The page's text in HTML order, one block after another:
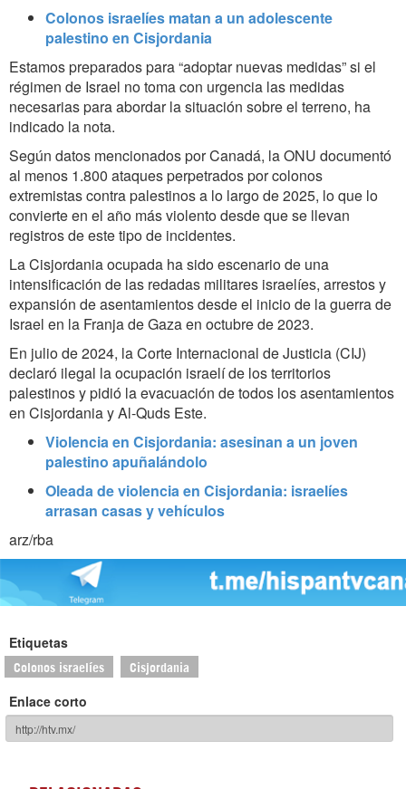
Colonos israelíes matan a un adolescente
palestino en Cisjordania
Estamos preparados para “adoptar nuevas medidas” si el
régimen de Israel no toma con urgencia las medidas
necesarias para abordar la situación sobre el terreno, ha
indicado la nota.
Según datos mencionados por Canadá, la ONU documentó
al menos 1.800 ataques perpetrados por colonos
extremistas contra palestinos a lo largo de 2025, lo que lo
convierte en el año más violento desde que se llevan
registros de este tipo de incidentes.
La Cisjordania ocupada ha sido escenario de una
intensificación de las redadas militares israelíes, arrestos y
expansión de asentamientos desde el inicio de la guerra de
Israel en la Franja de Gaza en octubre de 2023.
En julio de 2024, la Corte Internacional de Justicia (CIJ)
declaró ilegal la ocupación israelí de los territorios
palestinos y pidió la evacuación de todos los asentamientos
en Cisjordania y Al-Quds Este.
Violencia en Cisjordania: asesinan a un joven
palestino apuñalándolo
Oleada de violencia en Cisjordania: israelíes
arrasan casas y vehículos
arz/rba
Etiquetas
Colonos israelíes Cisjordania
Enlace corto